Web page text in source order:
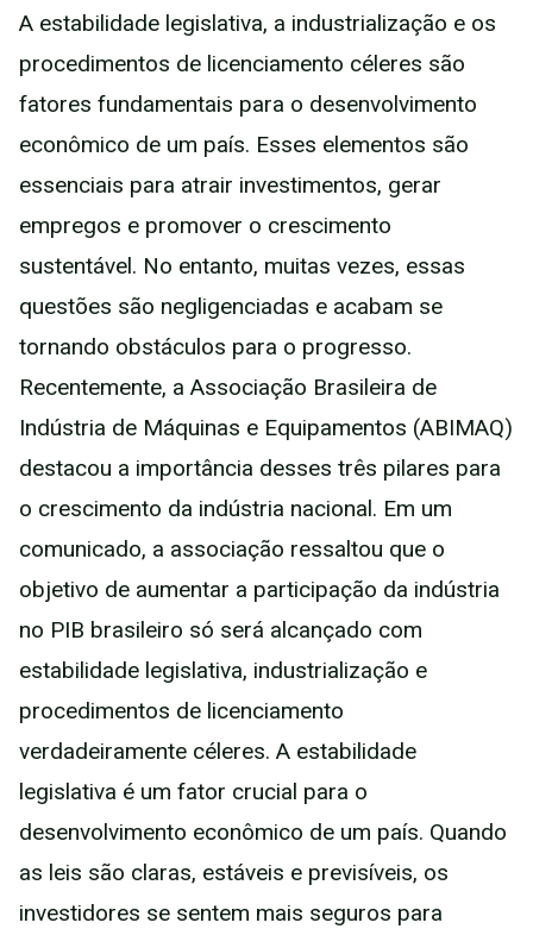
A estabilidade legislativa, a industrialização e os
procedimentos de licenciamento céleres são
fatores fundamentais para o desenvolvimento
econômico de um país. Esses elementos são
essenciais para atrair investimentos, gerar
empregos e promover o crescimento
sustentável. No entanto, muitas vezes, essas
questões são negligenciadas e acabam se
tornando obstáculos para o progresso.
Recentemente, a Associação Brasileira de
Indústria de Máquinas e Equipamentos (ABIMAQ)
destacou a importância desses três pilares para
o crescimento da indústria nacional. Em um
comunicado, a associação ressaltou que o
objetivo de aumentar a participação da indústria
no PIB brasileiro só será alcançado com
estabilidade legislativa, industrialização e
procedimentos de licenciamento
verdadeiramente céleres. A estabilidade
legislativa é um fator crucial para o
desenvolvimento econômico de um país. Quando
as leis são claras, estáveis e previsíveis, os
investidores se sentem mais seguros para